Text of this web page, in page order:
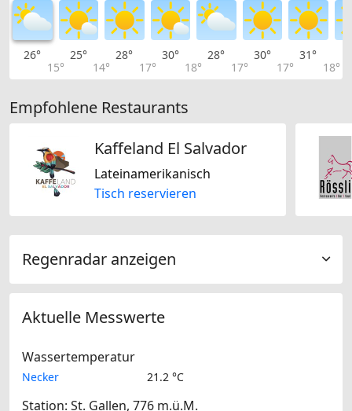
26°
15°
25°
14°
28°
17°
30°
18°
28°
17°
30°
17°
31°
18°
Empfohlene Restaurants
Kaffeland El Salvador
Lateinamerikanisch
Tisch reservieren
Regenradar anzeigen
Aktuelle Messwerte
Wassertemperatur
Necker 21.2 °C
Station: St. Gallen, 776 m.ü.M.